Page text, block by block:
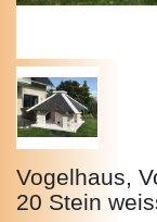
Vogelhaus,
20 Stein